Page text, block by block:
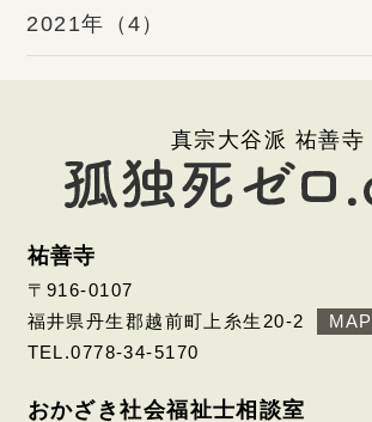
2021年（4）
真宗大谷派 祐善寺
祐善寺
〒916-0107
福井県丹生郡越前町上糸生20-2
MAP
TEL.0778-34-5170
おかざき社会福祉士相談室